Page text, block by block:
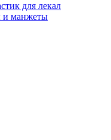
для лекал
и манжеты